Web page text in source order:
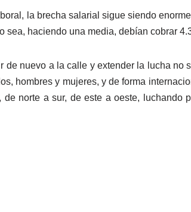
la brecha salarial sigue siendo
sea, haciendo una media, debían cobrar
de nuevo a la calle y extender la lucha
hombres y mujeres, y de forma
norte a sur, de este a oeste,